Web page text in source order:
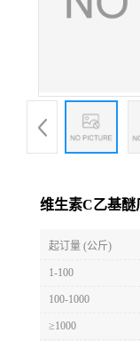
维生素C乙基醚
起订量 (公斤)
1-100
100-1000
≥1000